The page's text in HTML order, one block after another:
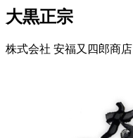
大黒正宗
株式会社 安福又四郎商店